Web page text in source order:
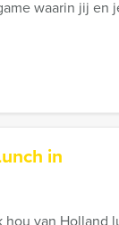
waarin jij en
in
hou van